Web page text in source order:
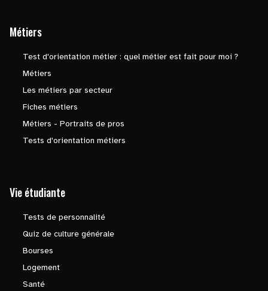
Métiers
Test d'orientation métier : quel métier est fait pour moi ?
Métiers
Les métiers par secteur
Fiches métiers
Métiers - Portraits de pros
Tests d'orientation métiers
Vie étudiante
Tests de personnalité
Quiz de culture générale
Bourses
Logement
Santé